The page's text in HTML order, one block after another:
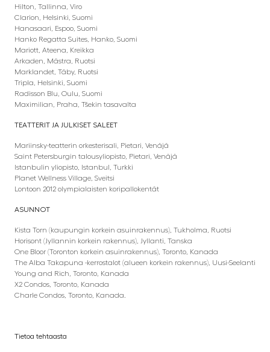
Hilton, Tallinna, Viro
Clarion, Helsinki, Suomi
Hanasaari, Espoo, Suomi
Hanko Regatta Suites, Hanko, Suomi
Mariott, Ateena, Kreikka
Arkaden, Mästra, Ruotsi
Marklandet, Täby, Ruotsi
Tripla, Helsinki, Suomi
Radisson Blu, Oulu, Suomi
Maximilian, Praha, Tšekin tasavalta
TEATTERIT JA JULKISET SALEET
Mariinsky-teatterin orkesterisali, Pietari, Venäjä
Saint Petersburgin talousyliopisto, Pietari, Venäjä
Istanbulin yliopisto, Istanbul, Turkki
Planet Wellness Village, Sveitsi
Lontoon 2012 olympialaisten koripallokentät
ASUNNOT
Kista Torn (kaupungin korkein asuinrakennus), Tukholma, Ruotsi
Horisont (Jyllannin korkein rakennus), Jyllanti, Tanska
One Bloor (Toronton korkein asuinrakennus), Toronto, Kanada
The Alba Takapuna -kerrostalot (alueen korkein rakennus), Uusi-Seelanti
Young and Rich, Toronto, Kanada
X2 Condos, Toronto, Kanada
Charle Condos, Toronto, Kanada.
Tietoa tehtaasta